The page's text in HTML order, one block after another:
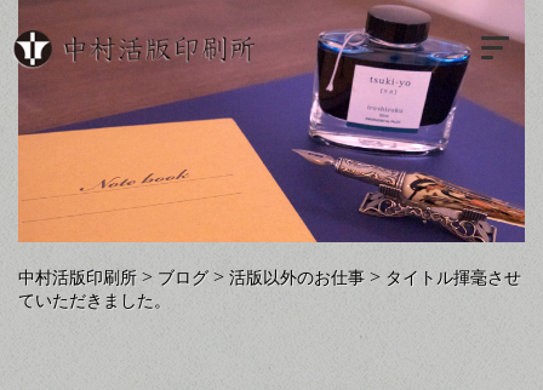
中村活版印刷所 > ブログ > 活版以外のお仕事 > タイトル揮毫させ
ていただきました。